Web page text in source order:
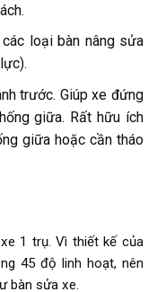
loại bàn nâng sửa
trước. Giúp xe đứng
giữa. Rất hữu ích
giữa hoặc cần tháo
1 trụ. Vì thiết kế của
45 độ linh hoạt, nên
bàn sửa xe.